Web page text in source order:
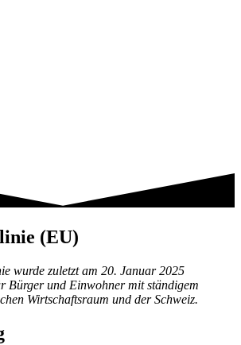
(EU)
wurde zuletzt am 20. Januar 2025
Bürger und Einwohner mit ständigem
Wirtschaftsraum und der Schweiz.